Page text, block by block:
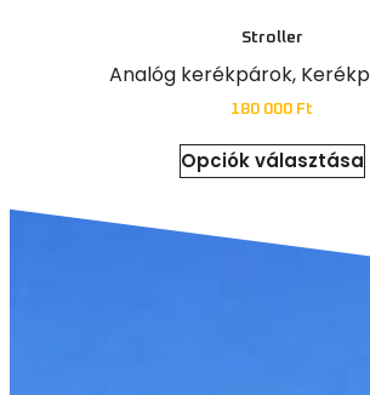
Stroller
Analóg kerékpárok,
180 000 Ft
Opciók választása